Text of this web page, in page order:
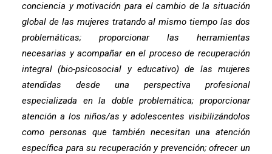
conciencia y motivación para el cambio de la situación
global de las mujeres tratando al mismo tiempo las dos
problemáticas; proporcionar las herramientas
necesarias y acompañar en el proceso de recuperación
integral (bio-psicosocial y educativo) de las mujeres
atendidas desde una perspectiva profesional
especializada en la doble problemática; proporcionar
atención a los niños/as y adolescentes visibilizándolos
como personas que también necesitan una atención
específica para su recuperación y prevención; ofrecer un